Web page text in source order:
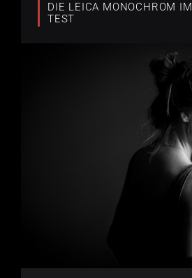
DIE LEICA MONOCHROM IM
TEST